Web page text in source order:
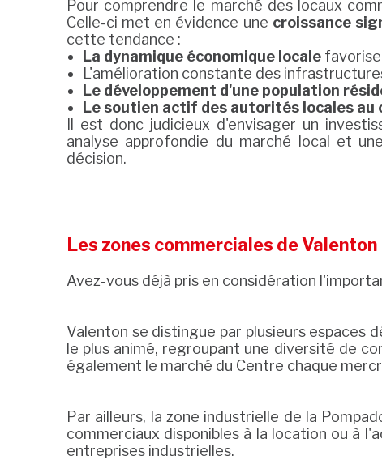
Pour comprendre le marché des locaux
Celle-ci met en évidence une croissance
cette tendance :
La dynamique économique locale
L'amélioration constante des
Le développement d'une population
Le soutien actif des autorités locales
Il est donc judicieux d'envisager un
analyse approfondie du marché local et
décision.
Les zones commerciales de Valenton
Avez-vous déjà pris en considération
Valenton se distingue par plusieurs espaces
le plus animé, regroupant une diversité de
également le marché du Centre chaque
Par ailleurs, la zone industrielle de la
commerciaux disponibles à la location ou à
entreprises industrielles.